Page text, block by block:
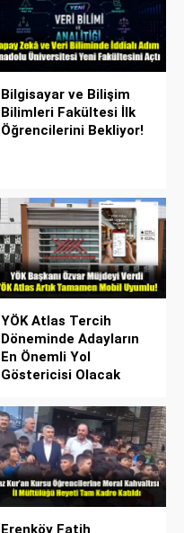
Bilgisayar ve Bilişim
Bilimleri Fakültesi İlk
Öğrencilerini Bekliyor!
YÖK Atlas Tercih
Döneminde Adayların
En Önemli Yol
Göstericisi Olacak
Erenköy Fatih